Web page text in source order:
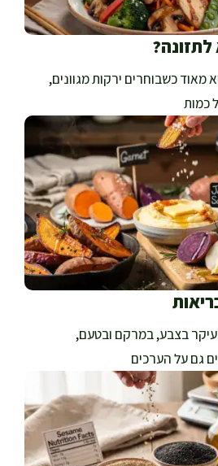
מאוד כשבוחרים ירקות מגוונים,
כמות
בצבע, במרקם ובטעם,
גם על הערכים